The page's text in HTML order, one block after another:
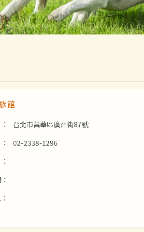
館
台北市萬華區廣州街87號
02-2338-1296